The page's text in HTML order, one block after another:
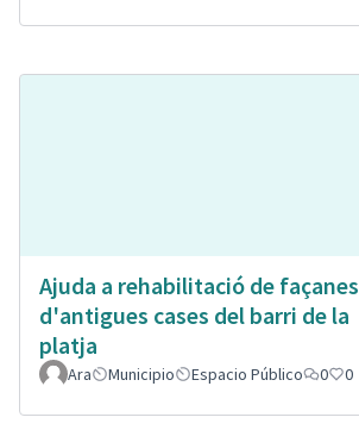
Ajuda a rehabilitació de façanes
d'antigues cases del barri de la
platja
Ara Municipio Espacio Público 0 0